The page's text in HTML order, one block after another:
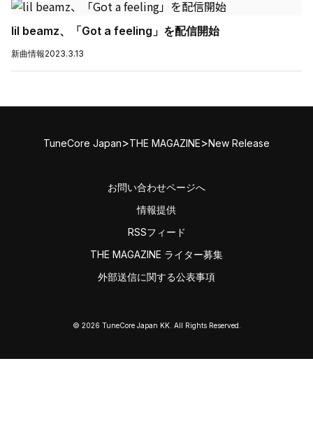
lil beamz、「Got a feeling」を配信開始
新曲情報2023.3.13
TuneCore Japan>THE MAGAZINE>New Release
お問い合わせページへ
情報提供
RSSフィード
THE MAGAZINE ライター募集
外部送信に関する公表事項
© 2026 TuneCore Japan KK. All Rights Reserved.